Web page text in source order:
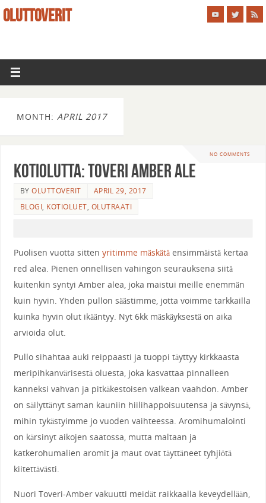
OLUTTOVERIT
MONTH: APRIL 2017
NO COMMENTS
Kotiolutta: Toveri Amber ale
BYOLUTTOVERIT
APRIL 29, 2017
BLOGI, KOTIOLUET, OLUTRAATI
Puolisen vuotta sitten yritimme mäskätäensimmäistä kertaa
red alea. Pienen onnellisen vahingon seurauksena siitä
kuitenkin syntyi Amber alea, joka maistui meille enemmän
kuin hyvin. Yhden pullon säästimme, jotta voimme tarkkailla
kuinka hyvin olut ikääntyy. Nyt 6kk mäskäyksestä on aika
arvioida olut.
Pullo sihahtaa auki reippaasti ja tuoppi täyttyy kirkkaasta
meripihkanvärisestä oluesta, joka kasvattaa pinnalleen
kanneksi vahvan ja pitkäkestoisen valkean vaahdon. Amber
on säilyttänyt saman kauniin hiilihappoisuutensa ja sävynsä,
mihin tykästyimme jo vuoden vaihteessa. Aromihumalointi
on kärsinyt aikojen saatossa, mutta maltaan ja
katkerohumalien aromit ja maut ovat täyttäneet tyhjiötä
kiitettävästi.
Nuori Toveri-Amber vakuutti meidät raikkaalla keveydellään,